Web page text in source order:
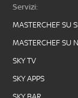
Servizi:
MASTERCHEF SU
MASTERCHEF SU
SKY TV
SKY APPS